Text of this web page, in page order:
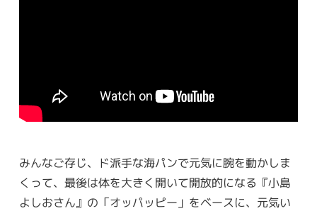
みんなご存じ、ド派手な海パンで元気に腕を動かしま
くって、最後は体を大きく開いて開放的になる『小島
よしおさん』の「オッパッピー」をベースに、元気い